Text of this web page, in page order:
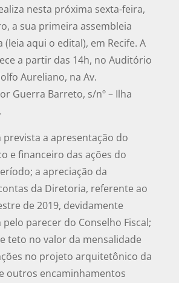
nesta próxima sexta-feira,
a sua primeira assembleia
aqui o edital), em Recife. A
a partir das 14h, no Auditório
Aureliano, na Av.
Guerra Barreto, s/nº – Ilha
prevista a apresentação do
e financeiro das ações do
a apreciação da
da Diretoria, referente ao
de 2019, devidamente
parecer do Conselho Fiscal;
teto no valor da mensalidade
no projeto arquitetônico da
outros encaminhamentos